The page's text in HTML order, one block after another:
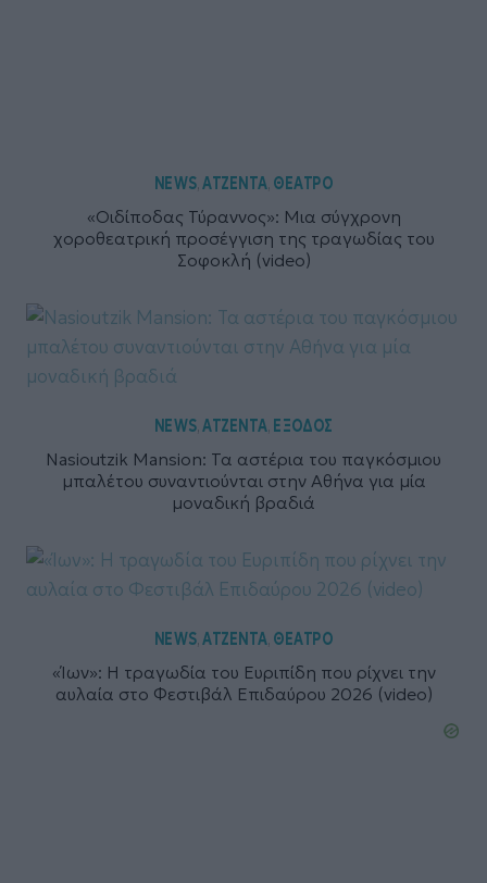
NEWS,ΑΤΖΕΝΤΑ,ΘΕΑΤΡΟ
«Οιδίποδας Τύραννος»: Μια σύγχρονη
χοροθεατρική προσέγγιση της τραγωδίας του
Σοφοκλή (video)
NEWS,ΑΤΖΕΝΤΑ,ΕΞΟΔΟΣ
Nasioutzik Mansion: Τα αστέρια του παγκόσμιου
μπαλέτου συναντιούνται στην Αθήνα για μία
μοναδική βραδιά
NEWS,ΑΤΖΕΝΤΑ,ΘΕΑΤΡΟ
«Ίων»: Η τραγωδία του Ευριπίδη που ρίχνει την
αυλαία στο Φεστιβάλ Επιδαύρου 2026 (video)